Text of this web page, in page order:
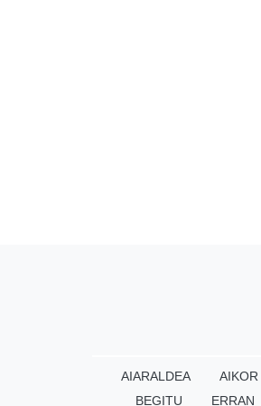
AIARALDEA AIKOR
BEGITU
ERRAN